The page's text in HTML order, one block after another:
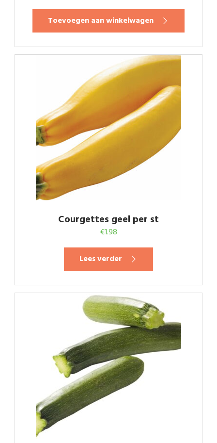
was:
€1.28.
is:
€0.98.
Toevoegen aan winkelwagen
Courgettes geel per st
€1.98
Lees verder